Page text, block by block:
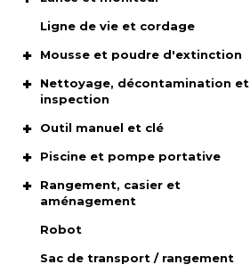
Ligne de vie et cordage
Mousse et poudre d'extinction
Nettoyage, décontamination et
inspection
Outil manuel et clé
Piscine et pompe portative
Rangement, casier et
aménagement
Robot
Sac de transport / rangement